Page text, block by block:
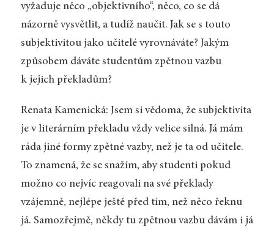
vyžaduje něco „objektivního“, něco, co se dá
názorně vysvětlit, a tudíž naučit. Jak se s touto
subjektivitou jako učitelé vyrovnáváte? Jakým
způsobem dáváte studentům zpětnou vazbu
k jejich překladům?
Renata Kamenická: Jsem si vědoma, že subjektivita
je v literárním překladu vždy velice silná. Já mám
ráda jiné formy zpětné vazby, než je ta od učitele.
To znamená, že se snažím, aby studenti pokud
možno co nejvíc reagovali na své překlady
vzájemně, nejlépe ještě před tím, než něco řeknu
já. Samozřejmě, někdy tu zpětnou vazbu dávám i já